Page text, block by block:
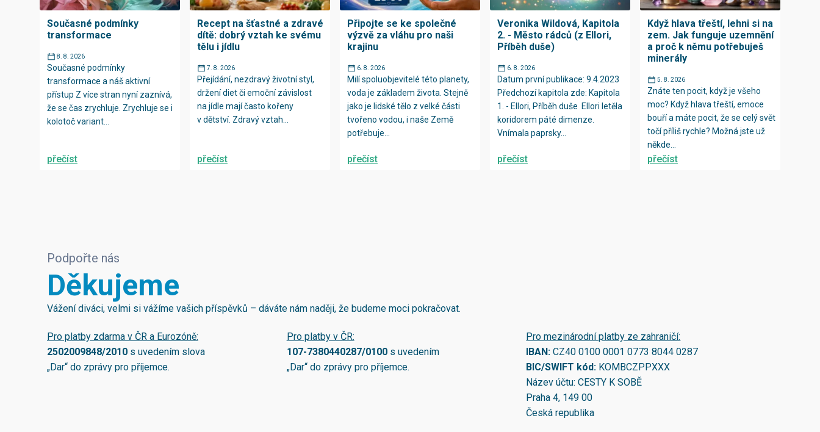
Současné podmínky
transformace
8. 8. 2026
Současné podmínky
transformace a náš aktivní
přístup Z více stran nyní zaznívá,
že se čas zrychluje. Zrychluje se i
kolotoč variant...
přečíst
Recept na šťastné a zdravé
dítě: dobrý vztah ke svému
tělu i jídlu
7. 8. 2026
Přejídání, nezdravý životní styl,
držení diet či emoční závislost
na jídle mají často kořeny
v dětství. Zdravý vztah...
přečíst
Připojte se ke společné
výzvě za vláhu pro naši
krajinu
6. 8. 2026
Milí spoluobjevitelé této planety,
voda je základem života. Stejně
jako je lidské tělo z velké části
tvořeno vodou, i naše Země
potřebuje...
přečíst
Veronika Wildová, Kapitola
2. - Město rádců (z Ellori,
Příběh duše)
6. 8. 2026
Datum první publikace: 9.4.2023
Předchozí kapitola zde: Kapitola
1. - Ellori, Příběh duše Ellori letěla
koridorem páté dimenze.
Vnímala paprsky...
přečíst
Když hlava třeští, lehni si na
zem. Jak funguje uzemnění
a proč k němu potřebuješ
minerály
5. 8. 2026
Znáte ten pocit, když je všeho
moc? Když hlava třeští, emoce
bouří a máte pocit, že se celý svět
točí příliš rychle? Možná jste už
někde...
přečíst
Podpořte nás
Děkujeme
Vážení diváci, velmi si vážíme vašich příspěvků – dáváte nám naději, že budeme moci pokračovat.
Pro platby zdarma v ČR a Eurozóně:
2502009848/2010 s uvedením slova
„Dar“ do zprávy pro příjemce.
Pro platby v ČR:
107-7380440287/0100s uvedením
„Dar“ do zprávy pro příjemce.
Pro mezinárodní platby ze zahraničí:
IBAN:CZ40 0100 0001 0773 8044 0287
BIC/SWIFT kód: KOMBCZPPXXX
Název účtu: CESTY K SOBĚ
Praha 4, 149 00
Česká republika